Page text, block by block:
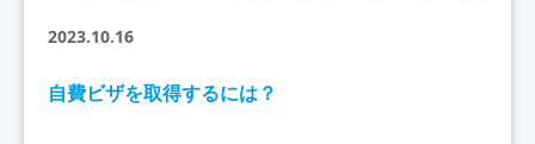
2023.10.16
自費ビザを取得するには？